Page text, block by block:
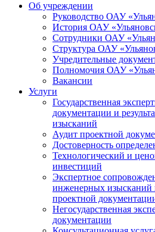
Об учреждении
Руководство ОАУ
История ОАУ
Сотрудники ОАУ
Структура ОАУ
Учредительные
Полномочия ОАУ
Вакансии
Услуги
Государственная
документации и
изысканий
Аудит проектной
Достоверность
Технологический и
инвестиций
Экспертное
инженерных изысканий
проектной
Негосударственная
документации